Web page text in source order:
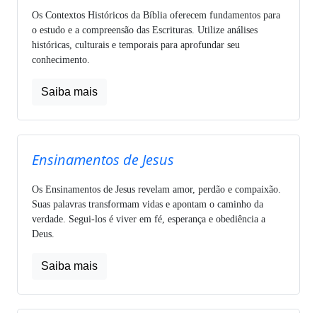
Os Contextos Históricos da Bíblia oferecem fundamentos para
o estudo e a compreensão das Escrituras. Utilize análises
históricas, culturais e temporais para aprofundar seu
conhecimento.
Saiba mais
Ensinamentos de Jesus
Os Ensinamentos de Jesus revelam amor, perdão e compaixão.
Suas palavras transformam vidas e apontam o caminho da
verdade. Segui-los é viver em fé, esperança e obediência a
Deus.
Saiba mais